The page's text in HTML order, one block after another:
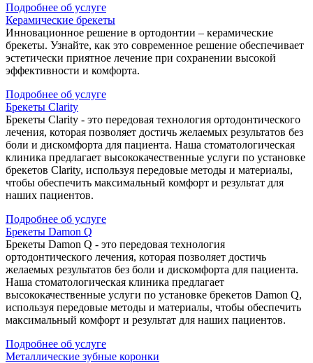
Подробнее об услуге
Керамические брекеты
Инновационное решение в ортодонтии – керамические
брекеты. Узнайте, как это современное решение обеспечивает
эстетически приятное лечение при сохранении высокой
эффективности и комфорта.
Подробнее об услуге
Брекеты Clarity
Брекеты Clarity - это передовая технология ортодонтического
лечения, которая позволяет достичь желаемых результатов без
боли и дискомфорта для пациента. Наша стоматологическая
клиника предлагает высококачественные услуги по установке
брекетов Clarity, используя передовые методы и материалы,
чтобы обеспечить максимальный комфорт и результат для
наших пациентов.
Подробнее об услуге
Брекеты Damon Q
Брекеты Damon Q - это передовая технология
ортодонтического лечения, которая позволяет достичь
желаемых результатов без боли и дискомфорта для пациента.
Наша стоматологическая клиника предлагает
высококачественные услуги по установке брекетов Damon Q,
используя передовые методы и материалы, чтобы обеспечить
максимальный комфорт и результат для наших пациентов.
Подробнее об услуге
Металлические зубные коронки